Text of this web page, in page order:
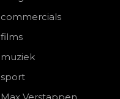
commercials
films
muziek
sport